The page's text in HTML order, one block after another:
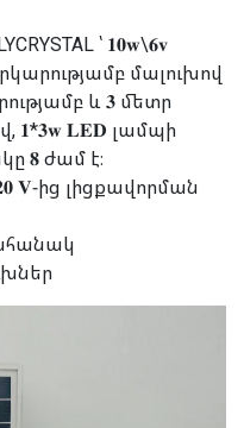
՝ 𝟏𝟎𝐰\𝟔𝐯
մալուխով
և 𝟑 մետր
𝟏*𝟑𝐰 𝐋𝐄𝐃 լամպի
𝟖 ժամ է։
𝐕-ից լիցքավորման